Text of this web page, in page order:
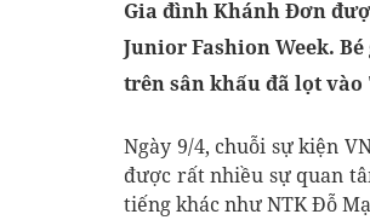
Gia đình Khánh Đơn
Junior Fashion Week.
trên sân khấu đã lọt
Ngày 9/4, chuỗi sự kiện
được rất nhiều sự quan
tiếng khác như NTK Đỗ